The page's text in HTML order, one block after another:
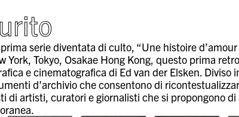
serie diventata di culto, “Une histoire
York, Tokyo, Osakae Hong Kong, questo prima
e cinematografica di Ed van der Elsken.
d’archivio che consentono di
di artisti, curatori e giornalisti che si propongono